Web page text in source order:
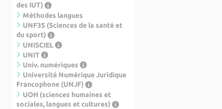
des IUT)
Méthodes langues
UNF3S (Sciences de la santé et
du sport)
UNISCIEL
UNIT
Univ. numériques
Université Numérique Juridique
Francophone (UNJF)
UOH (sciences humaines et
sociales, langues et cultures)